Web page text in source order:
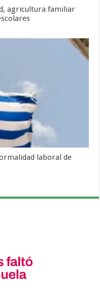
agricultura familiar
laboral de